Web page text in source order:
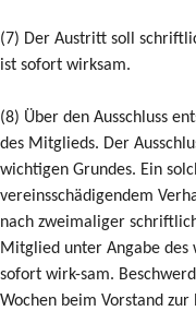
(7) Der Austritt soll
ist sofort wirksam.
(8) Über den Ausschluss
des Mitglieds. Der
wichtigen Grundes. Ein
vereinsschädigendem
nach zweimaliger
Mitglied unter Angabe des
sofort wirk-sam.
Wochen beim Vorstand